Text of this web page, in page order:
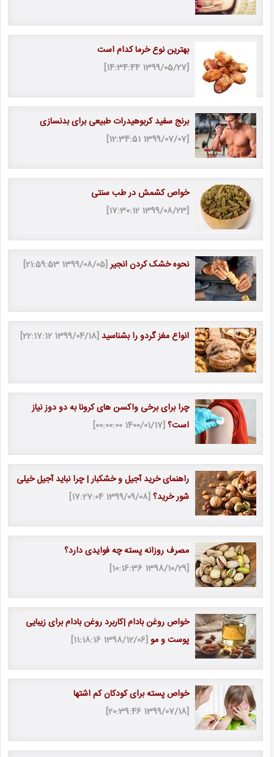
بهترین نوع خرما کدام است
[1399/05/27 14:34:44]
برنج سفید کربوهیدرات طبیعی برای بدنسازی
[1399/07/07 12:34:51]
خواص کشمش در طب سنتی
[1399/08/23 17:30:12]
نحوه خشک کردن انجیر[1399/08/05 21:59:53]
انواع مغز گردو را بشناسید[1399/04/18 22:17:12]
چرا برای برخی واکسن های کرونا به دو دوز نیاز
است؟[1400/01/17 00:00:00]
راهنمای خرید آجیل و خشکبار | چرا نباید آجیل خیلی
شور خرید؟[1399/09/08 17:27:04]
مصرف روزانه پسته چه فوایدی دارد؟
[1398/10/29 10:16:36]
خواص روغن بادام |کاربرد روغن بادام برای زیبایی
پوست و مو[1398/12/06 11:18:16]
خواص پسته برای کودکان کم اشتها
[1399/07/18 20:39:46]